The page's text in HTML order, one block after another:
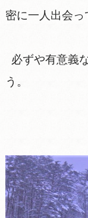
密に一人出会っ
必ずや有意義
う。